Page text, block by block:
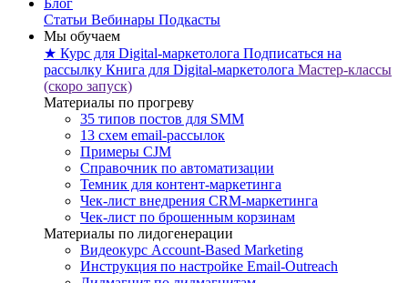
Блог
Статьи Вебинары Подкасты
Мы обучаем
★ Курс для Digital-маркетолога Подписаться на
рассылку Книга для Digital-маркетолога Мастер-классы
(скоро запуск)
Материалы по прогреву
35 типов постов для SMM
13 схем email-рассылок
Примеры CJM
Справочник по автоматизации
Темник для контент-маркетинга
Чек-лист внедрения CRM-маркетинга
Чек-лист по брошенным корзинам
Материалы по лидогенерации
Видеокурс Account-Based Marketing
Инструкция по настройке Email-Outreach